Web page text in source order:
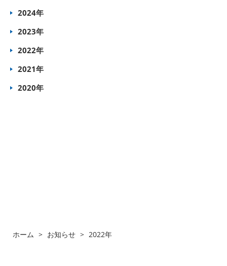
2024年
2023年
2022年
2021年
2020年
ホーム > お知らせ > 2022年